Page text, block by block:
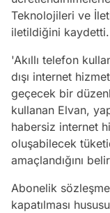
Teknolojileri ve
iletildiğini kaydetti.
'Akıllı telefon
dışı internet
geçecek bir
kullanan Elvan,
habersiz internet
oluşabilecek
amaçlandığını
Abonelik
kapatılması